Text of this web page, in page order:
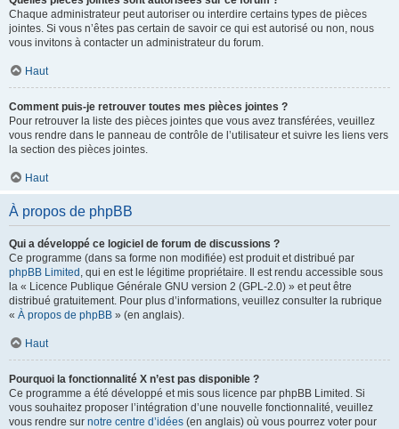
Chaque administrateur peut autoriser ou interdire certains types de pièces
jointes. Si vous n’êtes pas certain de savoir ce qui est autorisé ou non, nous
vous invitons à contacter un administrateur du forum.
Haut
Comment puis-je retrouver toutes mes pièces jointes ?
Pour retrouver la liste des pièces jointes que vous avez transférées, veuillez
vous rendre dans le panneau de contrôle de l’utilisateur et suivre les liens vers
la section des pièces jointes.
Haut
À propos de phpBB
Qui a développé ce logiciel de forum de discussions ?
Ce programme (dans sa forme non modifiée) est produit et distribué par
phpBB Limited , qui en est le légitime propriétaire. Il est rendu accessible sous
la « Licence Publique Générale GNU version 2 (GPL-2.0) » et peut être
distribué gratuitement. Pour plus d’informations, veuillez consulter la rubrique
« À propos de phpBB » (en anglais).
Haut
Pourquoi la fonctionnalité X n’est pas disponible ?
Ce programme a été développé et mis sous licence par phpBB Limited. Si
vous souhaitez proposer l’intégration d’une nouvelle fonctionnalité, veuillez
vous rendre sur notre centre d’idées (en anglais) où vous pourrez voter pour